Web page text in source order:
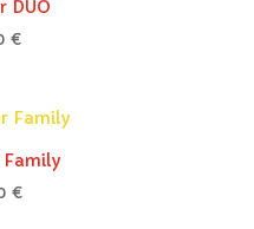
DUO
€
Family
€